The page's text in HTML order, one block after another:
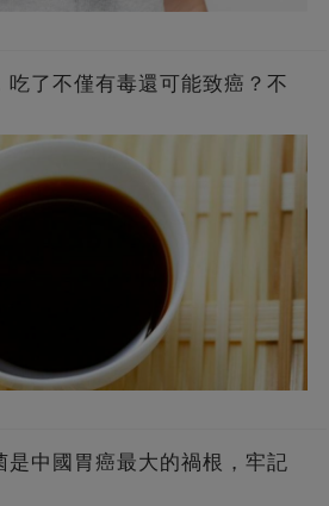
吃了不僅有毒還可能致癌？不
是中國胃癌最大的禍根，牢記